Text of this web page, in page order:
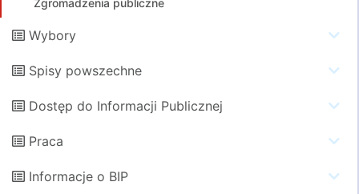
Zgromadzenia publiczne
Wybory
Spisy powszechne
Dostęp do Informacji Publicznej
Praca
Informacje o BIP